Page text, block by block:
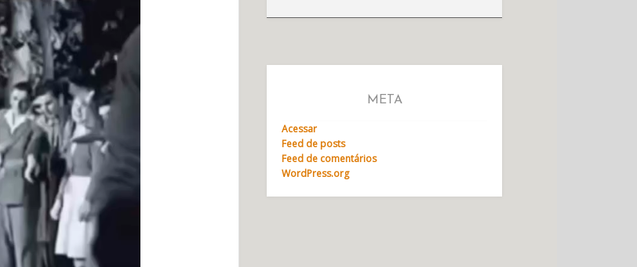
META
Acessar
Feed de posts
Feed de comentários
WordPress.org